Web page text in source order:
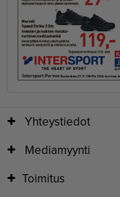
Yhteystiedot
Mediamyynti
Toimitus